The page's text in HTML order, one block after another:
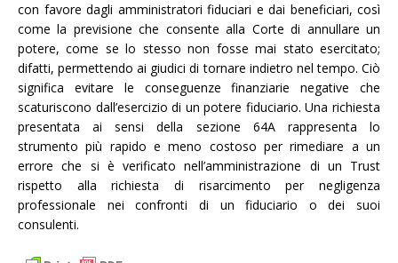
con favore dagli amministratori fiduciari e dai beneficiari, così
come la previsione che consente alla Corte di annullare un
potere, come se lo stesso non fosse mai stato esercitato;
difatti, permettendo ai giudici di tornare indietro nel tempo. Ciò
significa evitare le conseguenze finanziarie negative che
scaturiscono dall’esercizio di un potere fiduciario. Una richiesta
presentata ai sensi della sezione 64A rappresenta lo
strumento più rapido e meno costoso per rimediare a un
errore che si è verificato nell’amministrazione di un Trust
rispetto alla richiesta di risarcimento per negligenza
professionale nei confronti di un fiduciario o dei suoi
consulenti.